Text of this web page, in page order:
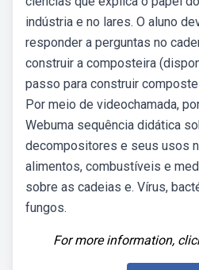
indústria e no lares. O aluno
responder a perguntas no
construir a composteira
passo para construir
Por meio de videochamada,
Webuma sequência didática
decompositores e seus usos
alimentos, combustíveis e
sobre as cadeias e. Vírus,
fungos.
For more information,